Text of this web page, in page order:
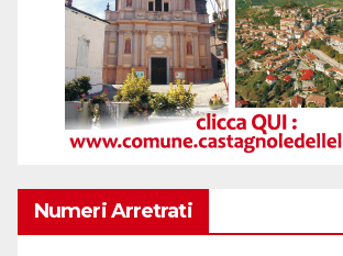
Numeri Arretrati